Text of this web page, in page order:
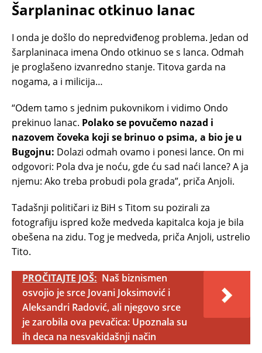
Šarplaninac otkinuo lanac
I onda je došlo do nepredviđenog problema. Jedan od
šarplaninaca imena Ondo otkinuo se s lanca. Odmah
je proglašeno izvanredno stanje. Titova garda na
nogama, a i milicija…
“Odem tamo s jednim pukovnikom i vidimo Ondo
prekinuo lanac. Polako se povučemo nazad i
nazovem čoveka koji se brinuo o psima, a bio je u
Bugojnu: Dolazi odmah ovamo i ponesi lance. On mi
odgovori: Pola dva je noću, gde ću sad naći lance? A ja
njemu: Ako treba probudi pola grada”, priča Anjoli.
Tadašnji političari iz BiH s Titom su pozirali za
fotografiju ispred kože medveda kapitalca koja je bila
obešena na zidu. Tog je medveda, priča Anjoli, ustrelio
Tito.
PROČITAJTE JOŠ: Naš biznismen
osvojio je srce Jovani Joksimović i
Aleksandri Radović, ali njegovo srce
je zarobila ova pevačica: Upoznala su
ih deca na nesvakidašnji način